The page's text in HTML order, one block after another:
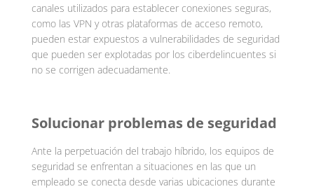
canales utilizados para establecer conexiones seguras,
como las VPN y otras plataformas de acceso remoto,
pueden estar expuestos a vulnerabilidades de seguridad
que pueden ser explotadas por los ciberdelincuentes si
no se corrigen adecuadamente.
Solucionar problemas de seguridad
Ante la perpetuación del trabajo híbrido, los equipos de
seguridad se enfrentan a situaciones en las que un
empleado se conecta desde varias ubicaciones durante